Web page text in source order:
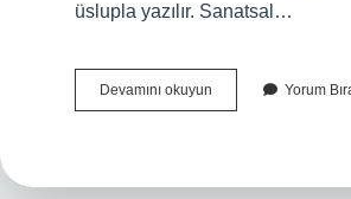
üslupla yazılır. Sanatsal…
Devamını okuyun Sanatsal
Metinler
Yorum